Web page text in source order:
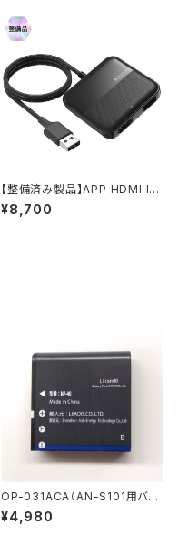
【整備済み製品】APP HDMI IN
AN-S134 ※返品不可
¥8,700
OP-031ACA（AN-S101用バッ
テリー）
¥4,980